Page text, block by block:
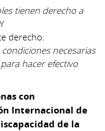
tienen derecho a
derecho:
necesarias
hacer efectivo
con
Internacional de
de la